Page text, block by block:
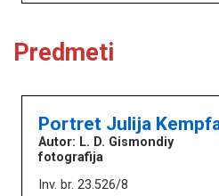
Predmeti
Portret Julija
Autor: L. D. Gismondiy
fotografija
Inv. br. 23.526/8